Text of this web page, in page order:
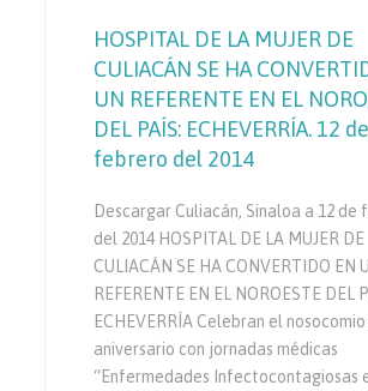
HOSPITAL DE LA MUJER DE
CULIACÁN SE HA
UN REFERENTE EN EL
DEL PAÍS: ECHEVERRÍA. 12 de
febrero del 2014
Descargar Culiacán, Sinaloa a 12 de
del 2014 HOSPITAL DE LA MUJER DE
CULIACÁN SE HA CONVERTIDO EN
REFERENTE EN EL NOROESTE DEL
ECHEVERRÍA Celebran el
aniversario con jornadas médicas
“Enfermedades Infectocontagiosas